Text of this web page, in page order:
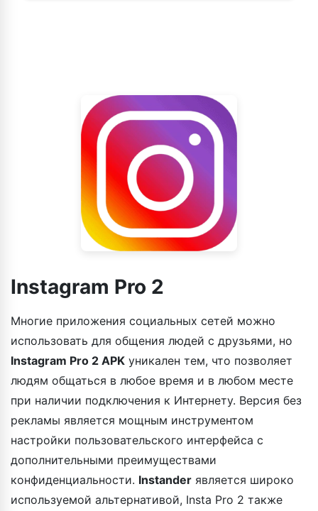
Instagram Pro 2
Многие приложения социальных сетей можно
использовать для общения людей с друзьями, но
Instagram Pro 2 APK уникален тем, что позволяет
людям общаться в любое время и в любом месте
при наличии подключения к Интернету. Версия без
рекламы является мощным инструментом
настройки пользовательского интерфейса с
дополнительными преимуществами
конфиденциальности. Instander является широко
используемой альтернативой, Insta Pro 2 также